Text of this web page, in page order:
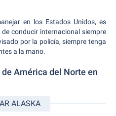
en los Estados Unidos, es
conducir internacional siempre
por la policía, siempre tenga
a la mano.
América del Norte en
ALASKA